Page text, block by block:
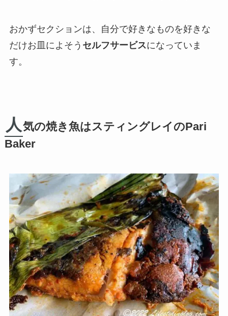
おかずセクションは、自分で好きなものを好きな
だけお皿によそう セルフサービスになっていま
す。
人 気の焼き魚はスティングレイのPari
Baker